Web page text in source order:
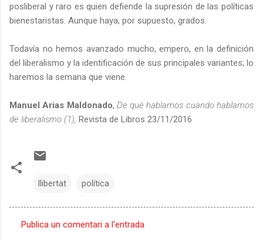
posliberal y raro es quien defiende la supresión de las políticas
bienestaristas. Aunque haya, por supuesto, grados.
Todavía no hemos avanzado mucho, empero, en la definición
del liberalismo y la identificación de sus principales variantes; lo
haremos la semana que viene.
Manuel Arias Maldonado, De qué hablamos cuando hablamos
de liberalismo (1), Revista de Libros 23/11/2016
llibertat política
Publica un comentari a l'entrada